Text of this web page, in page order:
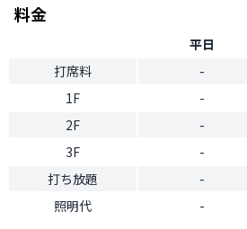
料金
平日
打席料
-
1F
-
2F
-
3F
-
打ち放題
-
照明代
-